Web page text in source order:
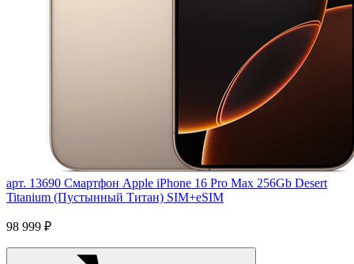
арт. 13690 Смартфон Apple iPhone 16 Pro Max 256Gb Desert
Titanium (Пустынный Титан) SIM+eSIM
98 999 ₽